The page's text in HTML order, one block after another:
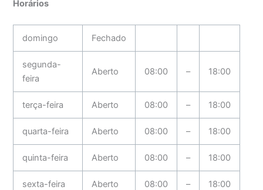
Horários
domingo Fechado
segunda-
feira
Aberto 08:00 – 18:00
terça-feira Aberto 08:00 – 18:00
quarta-feira Aberto 08:00 – 18:00
quinta-feira Aberto 08:00 – 18:00
sexta-feira Aberto 08:00 – 18:00